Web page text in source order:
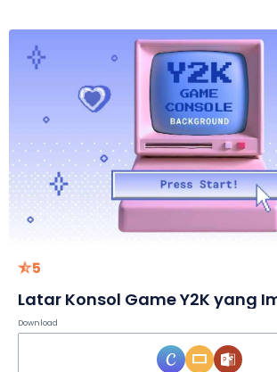
5
Download